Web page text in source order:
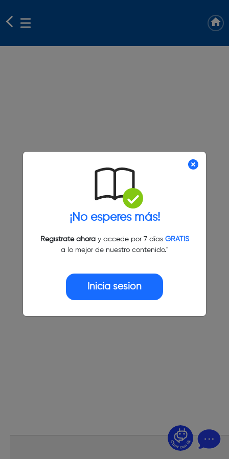
¡No esperes más!
Regístrate ahoray accede por 7 días GRATIS
a lo mejor de nuestro contenido."
Inicia sesión